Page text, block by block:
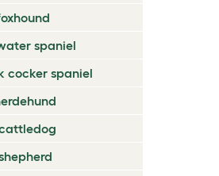
spaniel
cocker spaniel